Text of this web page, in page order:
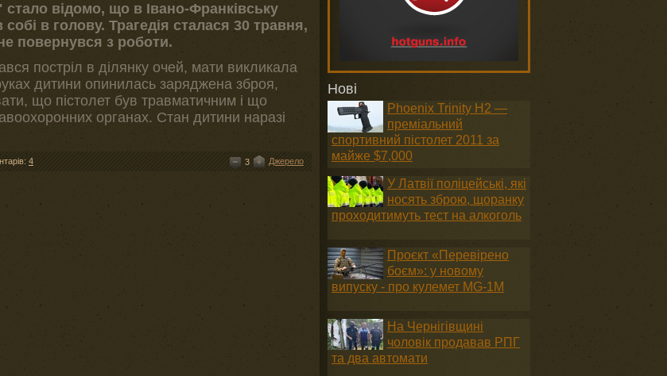
відомо, що в Івано-Франківську
в голову. Трагедія сталася 30 травня,
повернувся з роботи.
постріл в ділянку очей, мати викликала
дитини опинилась заряджена зброя,
що пістолет був травматичним і що
органах. Стан дитини наразі
4 Джерело
3
Нові
Phoenix Trinity H2 —
преміальний
спортивний пістолет 2011 за
майже $7,000
У Латвії поліцейські, які
носять зброю, щоранку
проходитимуть тест на алкоголь
Проєкт «Перевірено
боєм»: у новому
випуску - про кулемет MG-1М
На Чернігівщині
чоловік продавав РПГ
та два автомати